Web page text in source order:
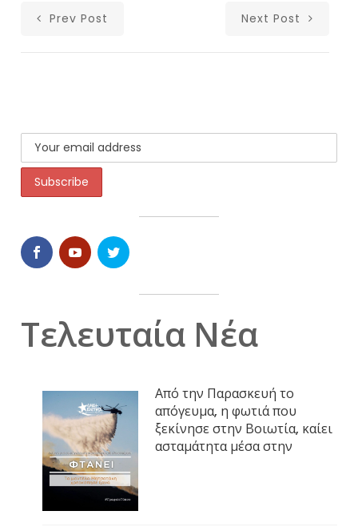
Prev Post Next Post
Τελευταία Νέα
Από την Παρασκευή το
απόγευμα, η φωτιά που
ξεκίνησε στην Βοιωτία, καίει
ασταμάτητα μέσα στην